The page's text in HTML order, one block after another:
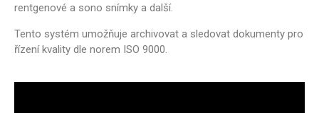
rentgenové a sono snímky a další.
Tento systém umožňuje archivovat a sledovat dokumenty pro
řízení kvality dle norem ISO 9000.